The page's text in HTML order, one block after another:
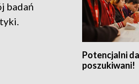
Potencjalni
poszukiwani!
badań